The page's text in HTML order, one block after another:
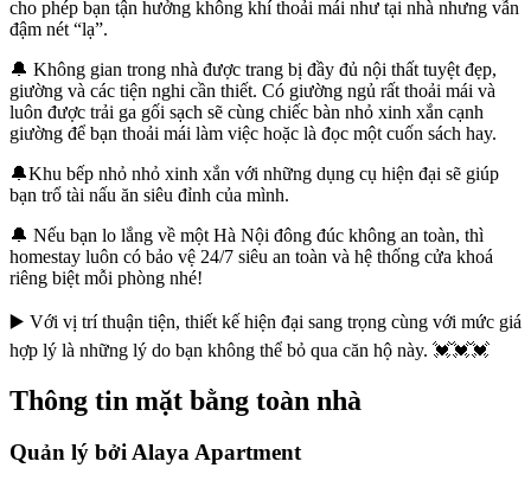
cho phép bạn tận hưởng không khí thoải mái như tại nhà nhưng vẫn
đậm nét “lạ”.
🔔 Không gian trong nhà được trang bị đầy đủ nội thất tuyệt đẹp,
giường và các tiện nghi cần thiết. Có giường ngủ rất thoải mái và
luôn được trải ga gối sạch sẽ cùng chiếc bàn nhỏ xinh xắn cạnh
giường để bạn thoải mái làm việc hoặc là đọc một cuốn sách hay.
🔔Khu bếp nhỏ nhỏ xinh xắn với những dụng cụ hiện đại sẽ giúp
bạn trổ tài nấu ăn siêu đỉnh của mình.
🔔 Nếu bạn lo lắng về một Hà Nội đông đúc không an toàn, thì
homestay luôn có bảo vệ 24/7 siêu an toàn và hệ thống cửa khoá
riêng biệt mỗi phòng nhé!
▶️ Với vị trí thuận tiện, thiết kế hiện đại sang trọng cùng với mức giá
hợp lý là những lý do bạn không thể bỏ qua căn hộ này. 💓💓💓
Thông tin mặt bằng toàn nhà
Quản lý bởiAlaya Apartment